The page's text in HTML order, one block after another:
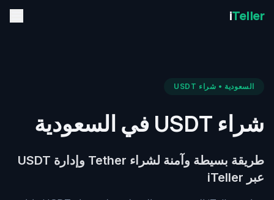
iTeller
السعودية • شراء USDT
شراء USDT في السعودية
طريقة بسيطة وآمنة لشراء Tether وإدارة USDT
عبر iTeller